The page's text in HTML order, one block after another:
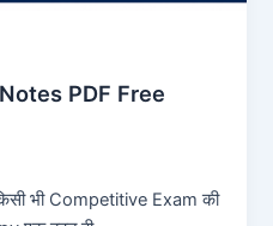
PDF Free
भी Competitive Exam की